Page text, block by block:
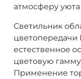
атмосферу уюта
Светильник
цветопередачи
естественное
цветовую
Применение